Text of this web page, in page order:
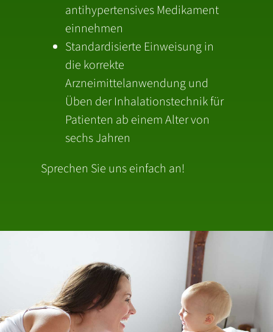
antihypertensives Medikament
einnehmen
Standardisierte Einweisung in
die korrekte
Arzneimittelanwendung und
Üben der Inhalationstechnik für
Patienten ab einem Alter von
sechs Jahren
Sprechen Sie uns einfach an!